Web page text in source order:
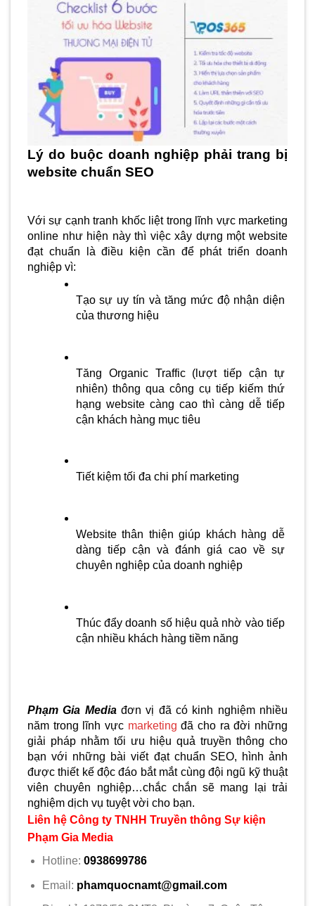
Lý do buộc doanh nghiệp phải trang bị
website chuẩn SEO
Với sự cạnh tranh khốc liệt trong lĩnh vực marketing
online như hiện này thì việc xây dựng một website
đạt chuẩn là điều kiện cần để phát triển doanh
nghiệp vì:
Tạo sự uy tín và tăng mức độ nhận diện
của thương hiệu
Tăng Organic Traffic (lượt tiếp cận tự
nhiên) thông qua công cụ tiếp kiếm thứ
hạng website càng cao thì càng dễ tiếp
cận khách hàng mục tiêu
Tiết kiệm tối đa chi phí marketing
Website thân thiện giúp khách hàng dễ
dàng tiếp cận và đánh giá cao về sự
chuyên nghiệp của doanh nghiệp
Thúc đẩy doanh số hiệu quả nhờ vào tiếp
cận nhiều khách hàng tiềm năng
Phạm Gia Media đơn vị đã có kinh nghiệm nhiều
năm trong lĩnh vực marketing đã cho ra đời những
giải pháp nhằm tối ưu hiệu quả truyền thông cho
bạn với những bài viết đạt chuẩn SEO, hình ảnh
được thiết kế độc đáo bắt mắt cùng đội ngũ kỹ thuật
viên chuyên nghiệp…chắc chắn sẽ mang lại trải
nghiệm dịch vụ tuyệt vời cho bạn.
Liên hệ Công ty TNHH Truyền thông Sự kiện
Phạm Gia Media
Hotline: 0938699786
Email: phamquocnamt@gmail.com